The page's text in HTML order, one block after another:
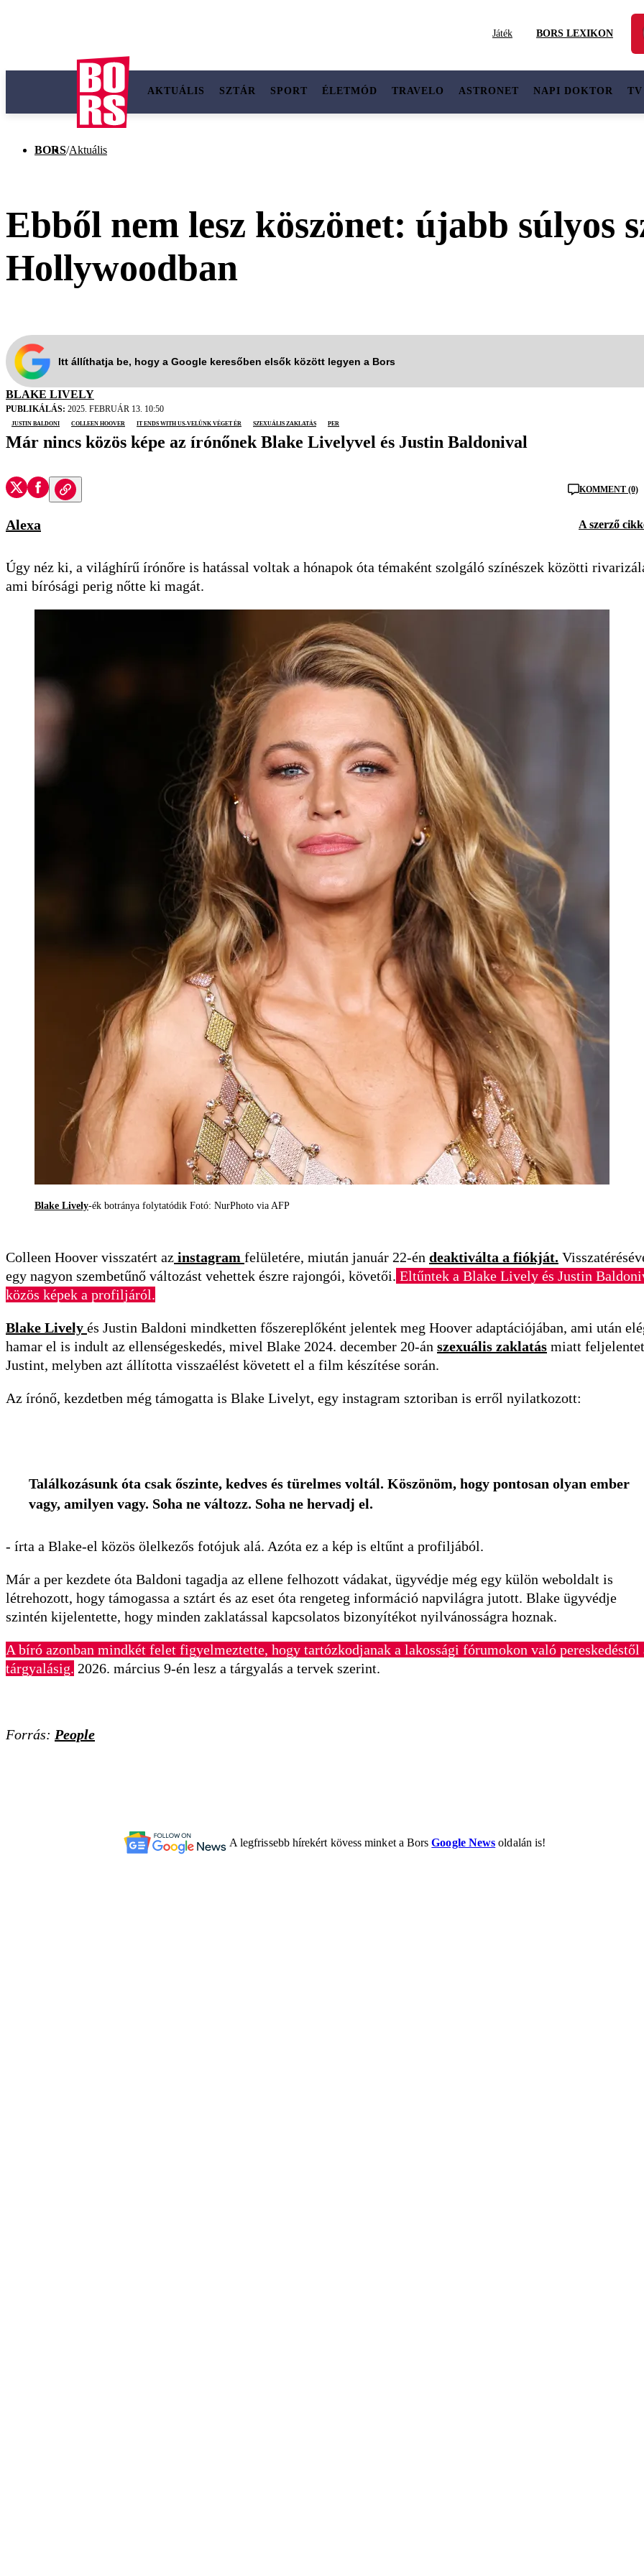
Játék BORS LEXIKON
AKTUÁLIS SZTÁR SPORT ÉLETMÓD TRAVELO ASTRONET NAPI DOKTOR TV
BORS/Aktuális
Ebből nem lesz köszönet: újabb súlyos
Hollywoodban
Itt állíthatja be, hogy a Google keresőben elsők között legyen a Bors
BLAKE LIVELY
PUBLIKÁLÁS: 2025. FEBRUÁR 13. 10:50
Justin Baldoni
Colleen Hoover It Ends with Us-Velünk véget ér szexuális zaklatás per
Már nincs közös képe az írónőnek Blake Livelyvel és Justin Baldonival
KOMMENT (0)
Alexa A szerző
Úgy néz ki, a világhírű írónőre is hatással voltak a hónapok óta témaként szolgáló színészek közötti
ami bírósági perig nőtte ki magát.
Blake Lively-ék botránya folytatódik Fotó: NurPhoto via AFP
Colleen Hoover visszatért az instagram felületére, miután január 22-én deaktiválta a fiókját.
egy nagyon szembetűnő változást vehettek észre rajongói, követői. Eltűntek a Blake Lively és Justin
közös képek a profiljáról.
Blake Lively és Justin Baldoni mindketten főszereplőként jelentek meg Hoover adaptációjában, ami után
hamar el is indult az ellenségeskedés, mivel Blake 2024. december 20-án szexuális zaklatás miatt
Justint, melyben azt állította visszaélést követett el a film készítése során.
Az írónő, kezdetben még támogatta is Blake Livelyt, egy instagram sztoriban is erről nyilatkozott:
Találkozásunk óta csak őszinte, kedves és türelmes voltál. Köszönöm, hogy pontosan olyan ember
vagy, amilyen vagy. Soha ne változz. Soha ne hervadj el.
- írta a Blake-el közös ölelkezős fotójuk alá. Azóta ez a kép is eltűnt a profiljából.
Már a per kezdete óta Baldoni tagadja az ellene felhozott vádakat, ügyvédje még egy külön weboldalt is
létrehozott, hogy támogassa a sztárt és az eset óta rengeteg információ napvilágra jutott. Blake ügyvédje
szintén kijelentette, hogy minden zaklatással kapcsolatos bizonyítékot nyilvánosságra hoznak.
A bíró azonban mindkét felet figyelmeztette, hogy tartózkodjanak a lakossági fórumokon való pereskedéstől
tárgyalásig. 2026. március 9-én lesz a tárgyalás a tervek szerint.
Forrás: People
A legfrissebb hírekért kövess minket a BorsGoogle News oldalán is!